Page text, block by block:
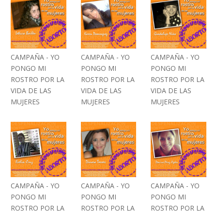
CAMPAÑA - YO
PONGO MI
ROSTRO POR LA
VIDA DE LAS
MUJERES
CAMPAÑA - YO
PONGO MI
ROSTRO POR LA
VIDA DE LAS
MUJERES
CAMPAÑA - YO
PONGO MI
ROSTRO POR LA
VIDA DE LAS
MUJERES
CAMPAÑA - YO
PONGO MI
ROSTRO POR LA
CAMPAÑA - YO
PONGO MI
ROSTRO POR LA
CAMPAÑA - YO
PONGO MI
ROSTRO POR LA